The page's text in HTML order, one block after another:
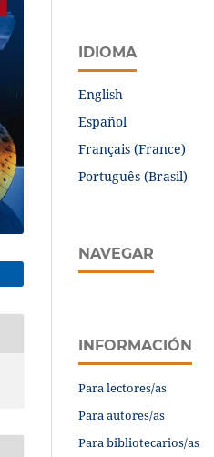
IDIOMA
English
Español
Français (France)
Português (Brasil)
NAVEGAR
INFORMACIÓN
Para lectores/as
Para autores/as
Para bibliotecarios/as